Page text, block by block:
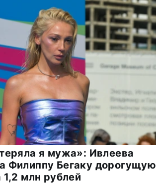
я мужа»: Ивлеева
Филиппу Бегаку дорогущую
1,2 млн рублей